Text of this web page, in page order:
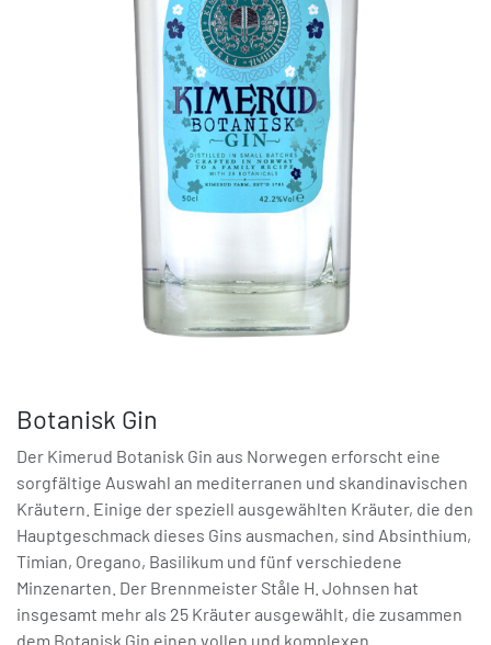
Botanisk Gin
Der Kimerud Botanisk Gin aus Norwegen erforscht eine
sorgfältige Auswahl an mediterranen und skandinavischen
Kräutern. Einige der speziell ausgewählten Kräuter, die den
Hauptgeschmack dieses Gins ausmachen, sind Absinthium,
Timian, Oregano, Basilikum und fünf verschiedene
Minzenarten. Der Brennmeister Ståle H. Johnsen hat
insgesamt mehr als 25 Kräuter ausgewählt, die zusammen
dem Botanisk Gin einen vollen und komplexen